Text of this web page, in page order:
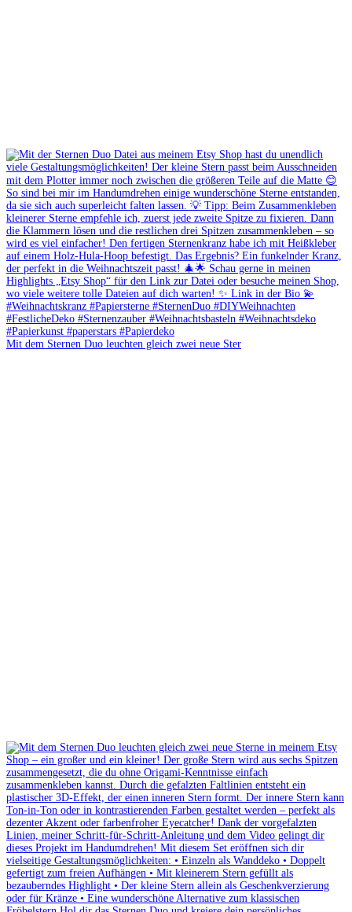
Mit dem Sternen Duo leuchten gleich zwei neue Ster